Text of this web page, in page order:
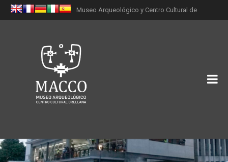
Museo Arqueológico y Centro Cultural de